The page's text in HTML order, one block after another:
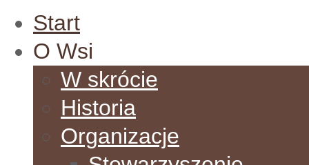
Start
O Wsi
W skrócie
Historia
Organizacje